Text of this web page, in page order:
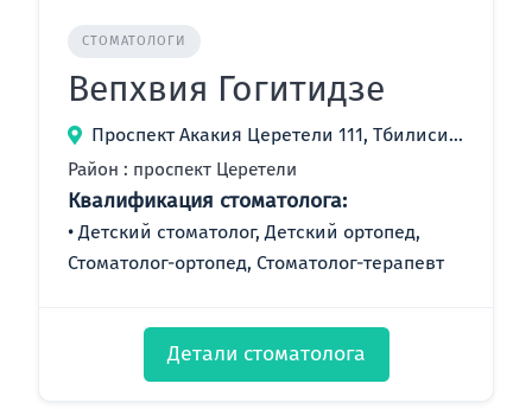
СТОМАТОЛОГИ
Вепхвия Гогитидзе
Проспект Акакия Церетели 111, Тбилиси, Грузия
Район : проспект Церетели
Квалификация стоматолога:
Детский стоматолог, Детский ортопед,
Стоматолог-ортопед, Стоматолог-терапевт
Детали стоматолога